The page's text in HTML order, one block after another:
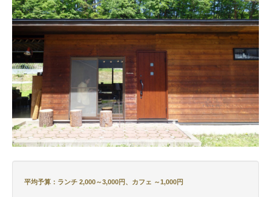
平均予算：ランチ 2,000～3,000円、カフェ ～1,000円